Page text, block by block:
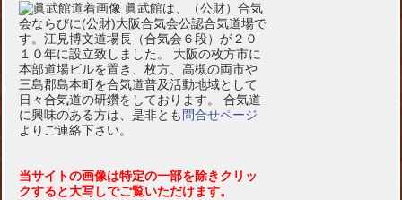
眞武館は、（公財）合気
会ならびに(公財)大阪合気会公認合気道場で
す。江見博文道場長（合気会６段）が２０
１０年に設立致しました。 大阪の枚方市に
本部道場ビルを置き、枚方、高槻の両市や
三島郡島本町を合気道普及活動地域として
日々合気道の研鑽をしております。 合気道
に興味のある方は、是非とも 問合せページ
よりご連絡下さい。
当サイトの画像は特定の一部を除きクリッ
クすると大写しでご覧いただけます。